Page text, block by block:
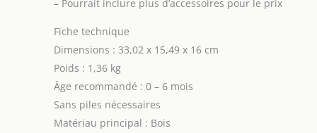
– Pourrait inclure plus d’accessoires pour le prix
Fiche technique
Dimensions : 33,02 x 15,49 x 16 cm
Poids : 1,36 kg
Âge recommandé : 0 – 6 mois
Sans piles nécessaires
Matériau principal : Bois